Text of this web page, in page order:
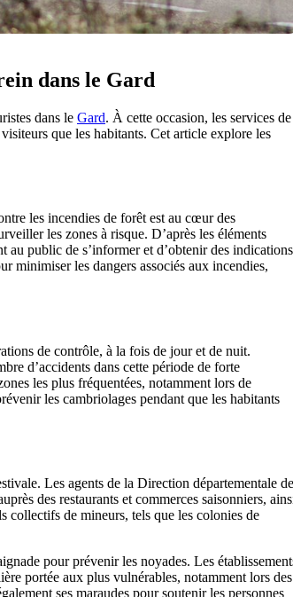
dans le Gard
dans le Gard. À cette occasion, les services de
que les habitants. Cet article explore les
les incendies de forêt est au cœur des
les zones à risque. D’après les éléments
au public de s’informer et d’obtenir des indications
minimiser les dangers associés aux incendies,
de contrôle, à la fois de jour et de nuit.
d’accidents dans cette période de forte
les plus fréquentées, notamment lors de
les cambriolages pendant que les habitants
Les agents de la Direction départementale de
des restaurants et commerces saisonniers,
collectifs de mineurs, tels que les colonies de
pour prévenir les noyades. Les
portée aux plus vulnérables, notamment lors des
ses maraudes pour soutenir les personnes